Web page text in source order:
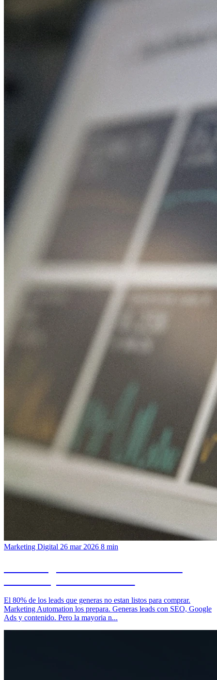
Marketing Digital 26 mar 2026 8 min
El 80% de los leads que generas no estan listos para comprar.
Marketing Automation los prepara. Generas leads con SEO, Google
Ads y contenido. Pero la mayoria n...